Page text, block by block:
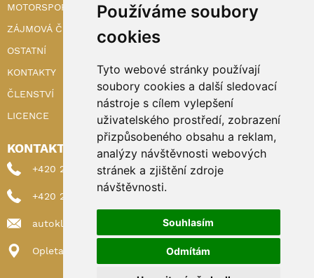
Používáme soubory
cookies
Tyto webové stránky používají
soubory cookies a další sledovací
nástroje s cílem vylepšení
uživatelského prostředí, zobrazení
přizpůsobeného obsahu a reklam,
analýzy návštěvnosti webových
stránek a zjištění zdroje
návštěvnosti.
Souhlasím
Odmítám
MOTORSPORT
ZÁJMOVÁ ČINNOST
OSTATNÍ
KONTAKTY
ČLENSTVÍ
LICENCE
KONTAKTY
+420 222 898 224 (sekretariat)
+420 222 898 221 (členství)
autoklub@autoklub.cz
Opletalova 1337/29, 110 00 Praha 1